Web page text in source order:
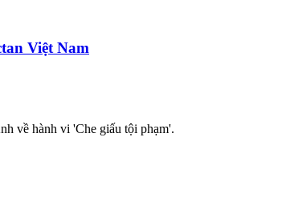
Việt Nam
về hành vi 'Che giấu tội phạm'.